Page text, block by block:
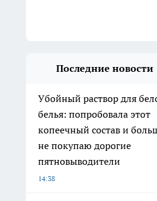
Последние новости
Убойный раствор для
белья: попробовала этот
копеечный состав и
не покупаю дорогие
пятновыводители
14:38